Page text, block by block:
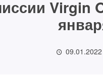
Virgin
09.01.2022